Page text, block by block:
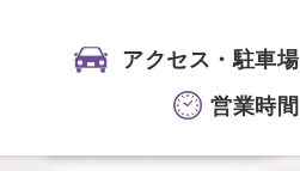
営業時間
アクセス・駐車場